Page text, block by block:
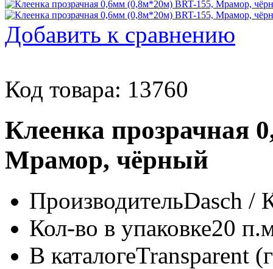
Добавить к сравнению
Код товара: 13760
Клеенка прозрачная
Мрамор, чёрный
ПроизводительDasch /
Кол-во в упаковке20
В каталогеTransparent